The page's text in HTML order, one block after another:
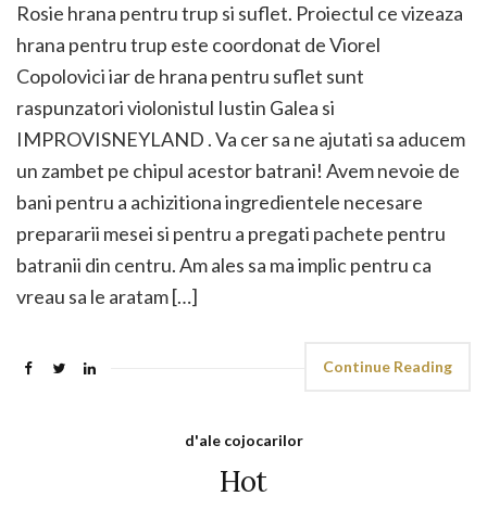
Rosie hrana pentru trup si suflet. Proiectul ce vizeaza
hrana pentru trup este coordonat de Viorel
Copolovici iar de hrana pentru suflet sunt
raspunzatori violonistul Iustin Galea si
IMPROVISNEYLAND . Va cer sa ne ajutati sa aducem
un zambet pe chipul acestor batrani! Avem nevoie de
bani pentru a achizitiona ingredientele necesare
prepararii mesei si pentru a pregati pachete pentru
batranii din centru. Am ales sa ma implic pentru ca
vreau sa le aratam […]
Continue Reading
d'ale cojocarilor
Hot